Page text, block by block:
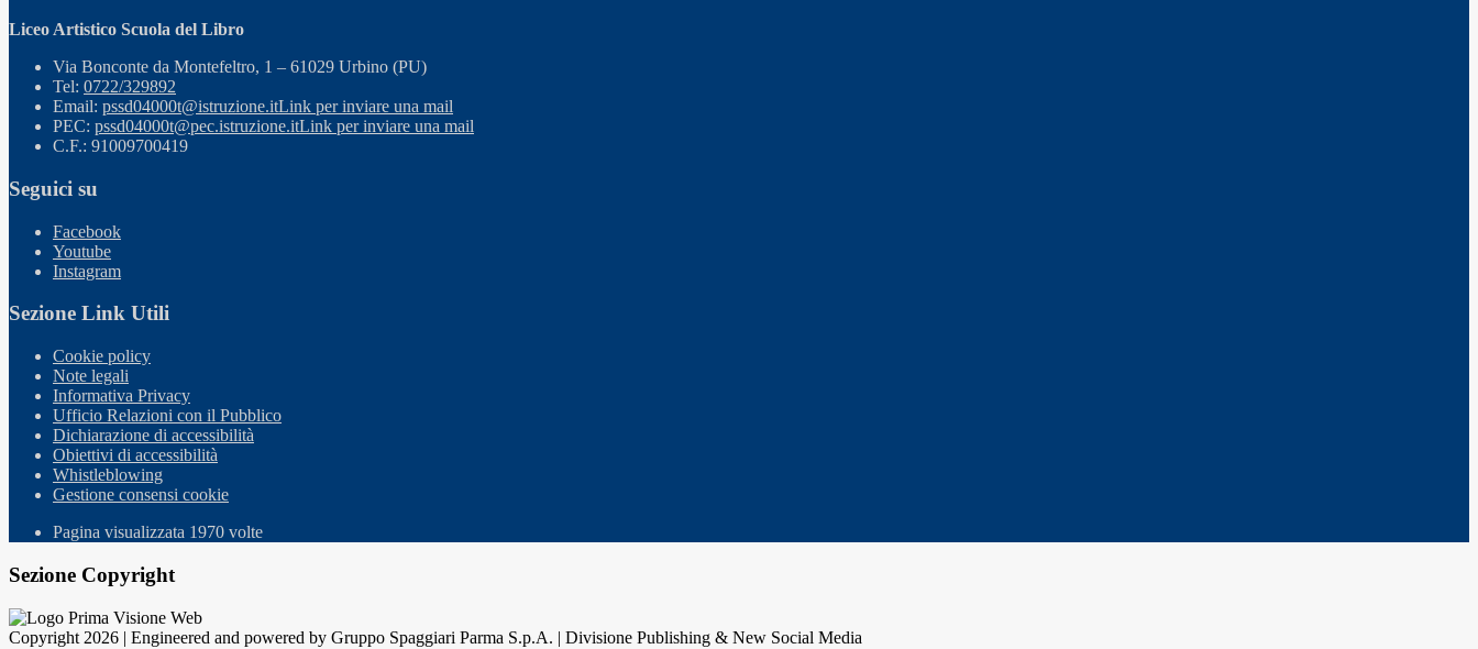
Liceo Artistico Scuola del Libro
Via Bonconte da Montefeltro, 1 – 61029 Urbino (PU)
Tel: 0722/329892
Email: pssd04000t@istruzione.itLink per inviare una mail
PEC: pssd04000t@pec.istruzione.itLink per inviare una mail
C.F.: 91009700419
Seguici su
Facebook
Youtube
Instagram
Sezione Link Utili
Cookie policy
Note legali
Informativa Privacy
Ufficio Relazioni con il Pubblico
Dichiarazione di accessibilità
Obiettivi di accessibilità
Whistleblowing
Gestione consensi cookie
Pagina visualizzata 1970 volte
Sezione Copyright
Copyright 2026 | Engineered and powered by Gruppo Spaggiari Parma S.p.A. | Divisione Publishing & New Social Media